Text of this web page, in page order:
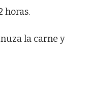
horas.
la carne y